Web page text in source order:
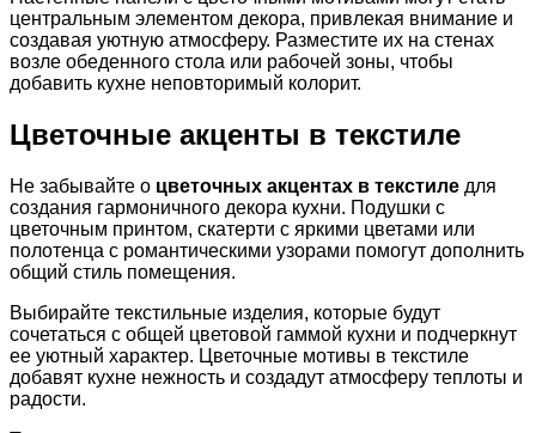
центральным элементом декора, привлекая внимание и
создавая уютную атмосферу. Разместите их на стенах
возле обеденного стола или рабочей зоны, чтобы
добавить кухне неповторимый колорит.
Цветочные акценты в текстиле
Не забывайте о цветочных акцентах в текстиле для
создания гармоничного декора кухни. Подушки с
цветочным принтом, скатерти с яркими цветами или
полотенца с романтическими узорами помогут дополнить
общий стиль помещения.
Выбирайте текстильные изделия, которые будут
сочетаться с общей цветовой гаммой кухни и подчеркнут
ее уютный характер. Цветочные мотивы в текстиле
добавят кухне нежность и создадут атмосферу теплоты и
радости.